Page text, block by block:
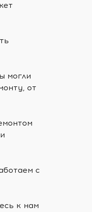
могли
от
с
к нам